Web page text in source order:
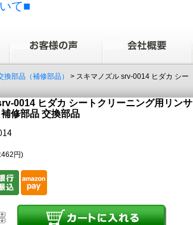
て■
換部品（補修部品）
> スキマノズル srv-0014 ヒダカ シー
0014 ヒダカ シートクリーニング用リンサ
修部品 交換部品
円)